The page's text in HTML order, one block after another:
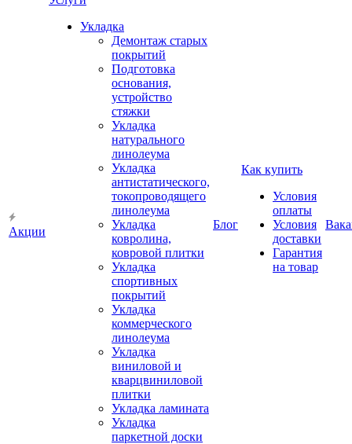
Акции
Укладка
Демонтаж старых
покрытий
Подготовка
основания,
устройство
стяжки
Укладка
натурального
линолеума
Укладка
антистатического,
токопроводящего
линолеума
Укладка
ковролина,
ковровой плитки
Укладка
спортивных
покрытий
Укладка
коммерческого
линолеума
Укладка
виниловой и
кварцвиниловой
плитки
Укладка ламината
Укладка
паркетной доски
Блог
Как купить
Условия
оплаты
Условия
доставки
Гарантия
на товар